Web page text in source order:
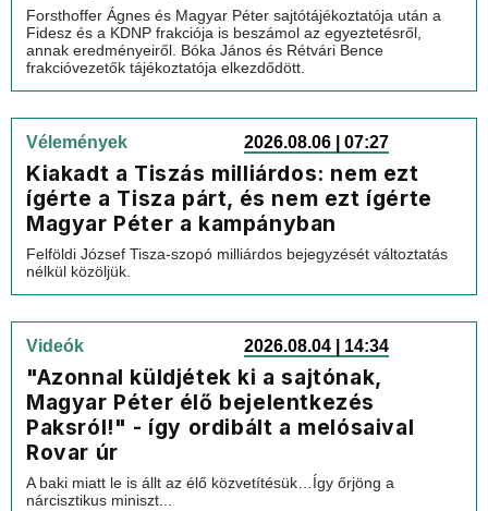
Forsthoffer Ágnes és Magyar Péter sajtótájékoztatója után a
Fidesz és a KDNP frakciója is beszámol az egyeztetésről,
annak eredményeiről. Bóka János és Rétvári Bence
frakcióvezetők tájékoztatója elkezdődött.
Vélemények 2026.08.06 | 07:27
Kiakadt a Tiszás milliárdos: nem ezt
ígérte a Tisza párt, és nem ezt ígérte
Magyar Péter a kampányban
Felföldi József Tisza-szopó milliárdos bejegyzését változtatás
nélkül közöljük.
Videók 2026.08.04 | 14:34
"Azonnal küldjétek ki a sajtónak,
Magyar Péter élő bejelentkezés
Paksról!" - így ordibált a melósaival
Rovar úr
A baki miatt le is állt az élő közvetítésük…Így őrjöng a
nárcisztikus miniszt...